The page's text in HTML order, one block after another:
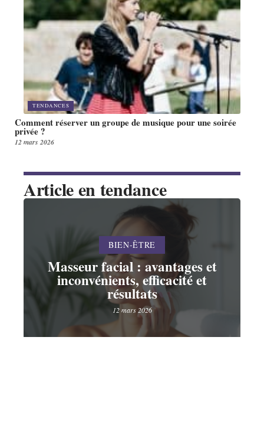
TENDANCES
Comment réserver un groupe de musique pour une soirée
privée ?
12 mars 2026
Article en tendance
BIEN-ÊTRE
Masseur facial : avantages et
inconvénients, efficacité et
résultats
12 mars 2026